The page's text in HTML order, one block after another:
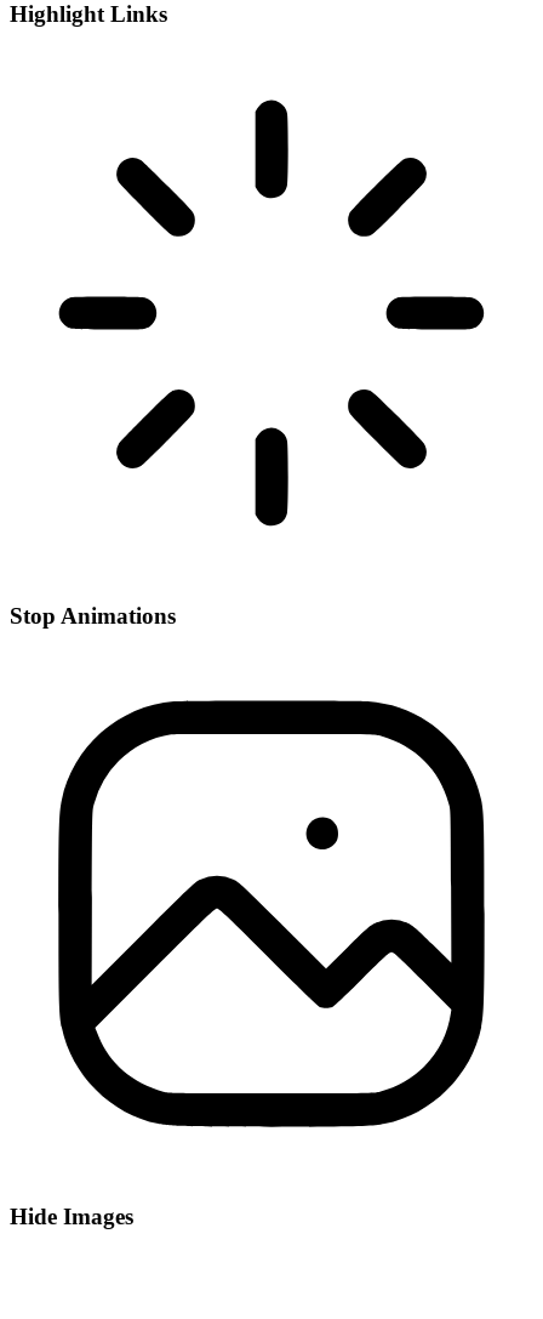
Highlight Links
Stop Animations
Hide Images